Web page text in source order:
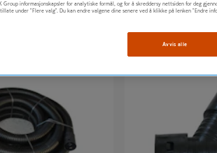
Group informasjonskapsler for analytiske formål, og for å skreddersy nettsiden for deg
under "Flere valg". Du kan endre valgene dine senere ved å klikke på lenken "Endre
Avvis alle